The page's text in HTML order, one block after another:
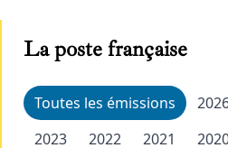
La poste française
Toutes les émissions
2023
2022 2021